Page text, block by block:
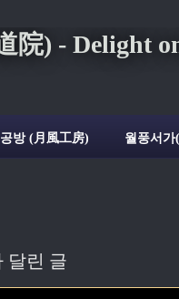
院) - Delight
방 (月風工房) 월풍서
달린 글